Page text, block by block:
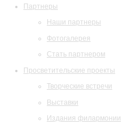
Партнеры
Наши партнеры
Фотогалерея
Стать партнером
Просветительские проекты
Творческие встречи
Выставки
Издания филармонии